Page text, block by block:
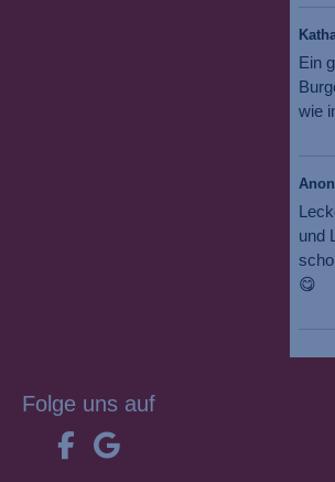
Ein
wie
und
😋
Folge uns auf